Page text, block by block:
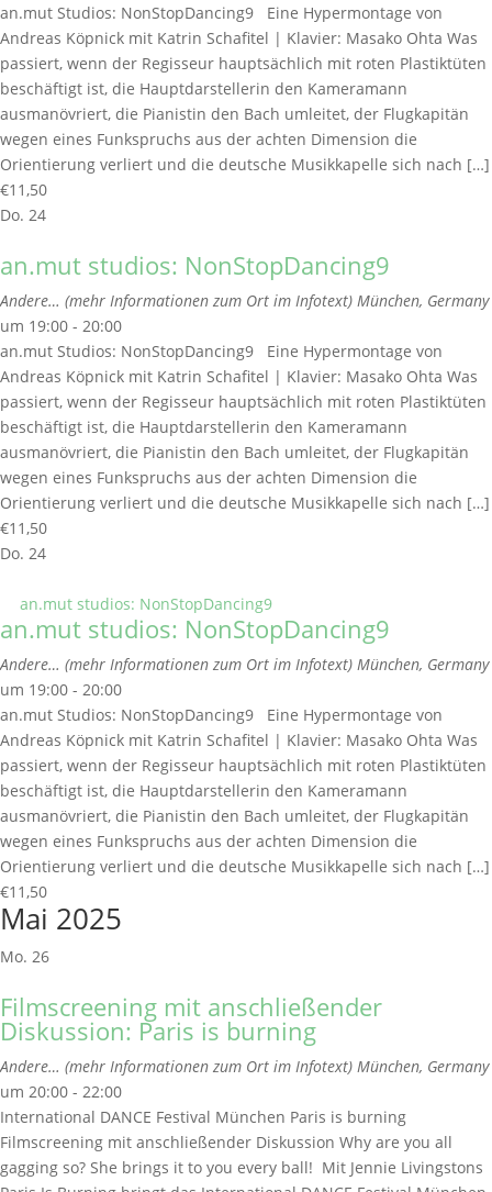
an.mut Studios: NonStopDancing9 Eine Hypermontage von
Andreas Köpnick mit Katrin Schafitel | Klavier: Masako Ohta Was
passiert, wenn der Regisseur hauptsächlich mit roten Plastiktüten
beschäftigt ist, die Hauptdarstellerin den Kameramann
ausmanövriert, die Pianistin den Bach umleitet, der Flugkapitän
wegen eines Funkspruchs aus der achten Dimension die
Orientierung verliert und die deutsche Musikkapelle sich nach […]
€11,50
Do. 24
an.mut studios: NonStopDancing9
Andere… (mehr Informationen zum Ort im Infotext) München, Germany
um 19:00 - 20:00
an.mut Studios: NonStopDancing9 Eine Hypermontage von
Andreas Köpnick mit Katrin Schafitel | Klavier: Masako Ohta Was
passiert, wenn der Regisseur hauptsächlich mit roten Plastiktüten
beschäftigt ist, die Hauptdarstellerin den Kameramann
ausmanövriert, die Pianistin den Bach umleitet, der Flugkapitän
wegen eines Funkspruchs aus der achten Dimension die
Orientierung verliert und die deutsche Musikkapelle sich nach […]
€11,50
Do. 24
an.mut studios: NonStopDancing9
an.mut studios: NonStopDancing9
Andere… (mehr Informationen zum Ort im Infotext) München, Germany
um 19:00 - 20:00
an.mut Studios: NonStopDancing9 Eine Hypermontage von
Andreas Köpnick mit Katrin Schafitel | Klavier: Masako Ohta Was
passiert, wenn der Regisseur hauptsächlich mit roten Plastiktüten
beschäftigt ist, die Hauptdarstellerin den Kameramann
ausmanövriert, die Pianistin den Bach umleitet, der Flugkapitän
wegen eines Funkspruchs aus der achten Dimension die
Orientierung verliert und die deutsche Musikkapelle sich nach […]
€11,50
Mai 2025
Mo. 26
Filmscreening mit anschließender
Diskussion: Paris is burning
Andere… (mehr Informationen zum Ort im Infotext) München, Germany
um 20:00 - 22:00
International DANCE Festival München Paris is burning
Filmscreening mit anschließender Diskussion Why are you all
gagging so? She brings it to you every ball! Mit Jennie Livingstons